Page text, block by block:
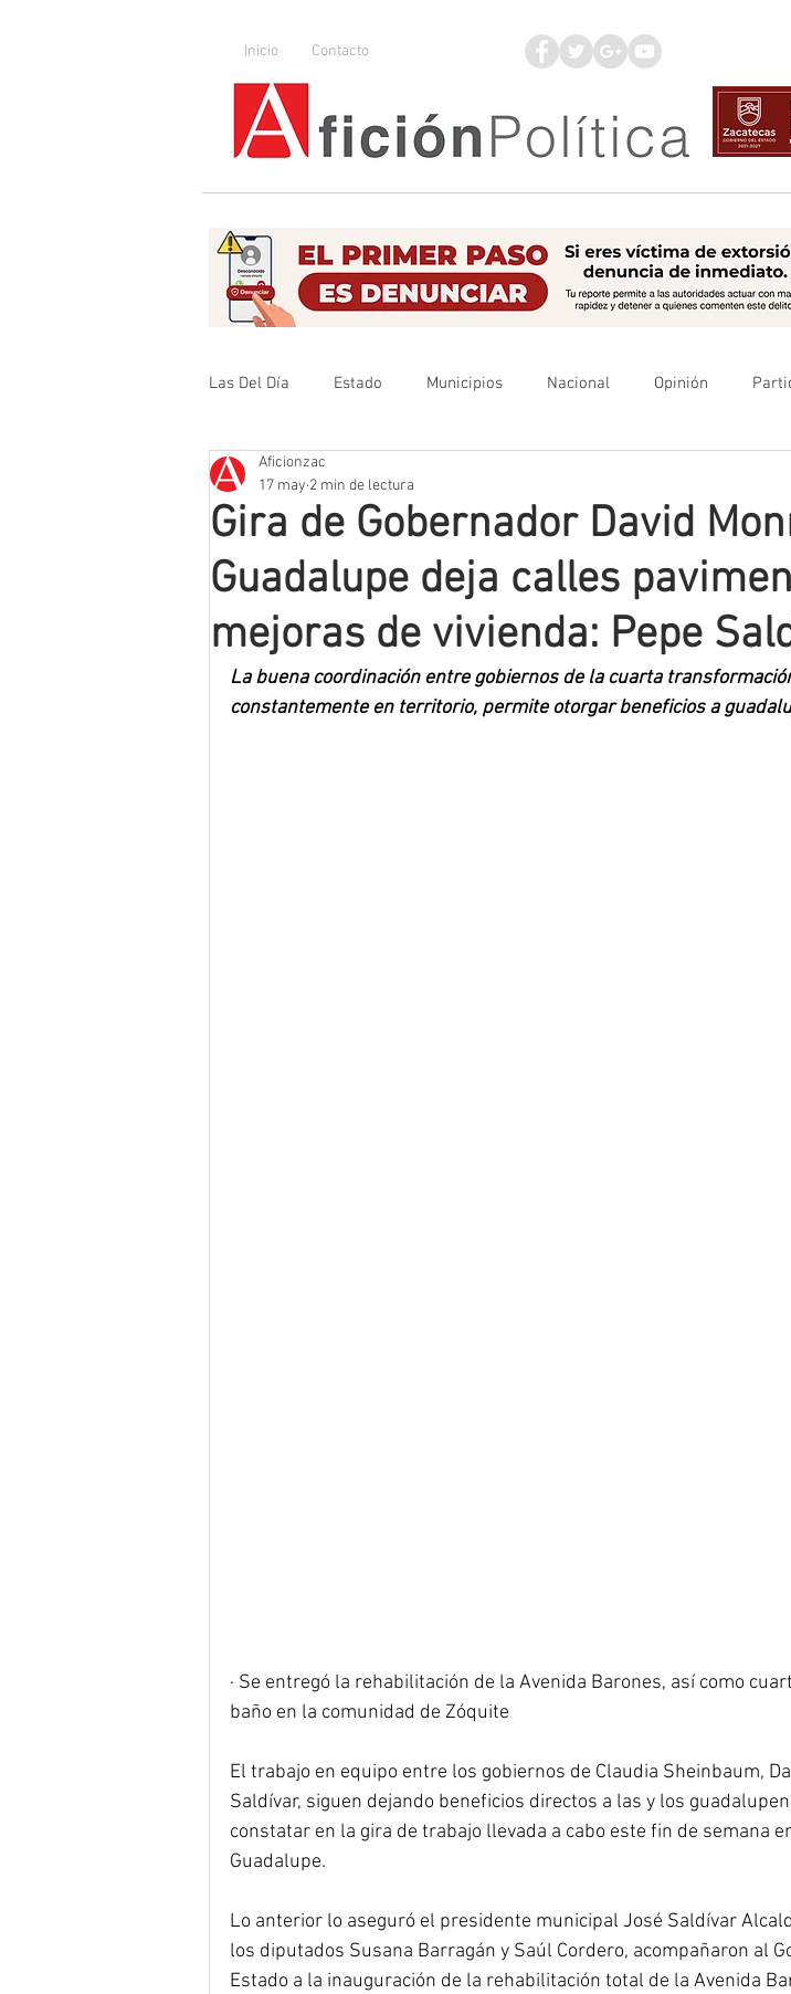
Inicio Contacto
Las Del Día Estado Municipios Nacional Opinión
Que no se olvide
Mineros LNBP
Gira de Gobernador David
Guadalupe deja calles
mejoras de vivienda: Pepe
Aficionzac
17 may 2 min de lectura
La buena coordinación entre gobiernos de la cuarta
constantemente en territorio, permite otorgar beneficios a
· Se entregó la rehabilitación de la Avenida Barones, así como
baño en la comunidad de Zóquite
El trabajo en equipo entre los gobiernos de Claudia Sheinbaum,
Saldívar, siguen dejando beneficios directos a las y los
constatar en la gira de trabajo llevada a cabo este fin de semana
Guadalupe.
Lo anterior lo aseguró el presidente municipal José Saldívar
los diputados Susana Barragán y Saúl Cordero, acompañaron al
Estado a la inauguración de la rehabilitación total de la Avenida